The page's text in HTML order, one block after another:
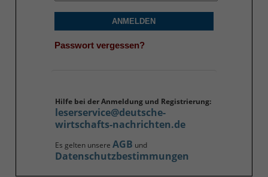
ANMELDEN
Passwort vergessen?
Hilfe bei der Anmeldung und Registrierung:
leserservice@deutsche-
wirtschafts-nachrichten.de
Es gelten unsere AGB und
Datenschutzbestimmungen